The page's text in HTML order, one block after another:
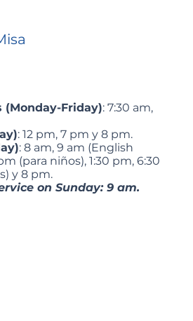
(Monday-Friday): 7:30 am,
: 12 pm, 7 pm y 8 pm.
: 8 am, 9 am (English
(para niños), 1:30 pm, 6:30
y 8 pm.
on Sunday: 9 am.